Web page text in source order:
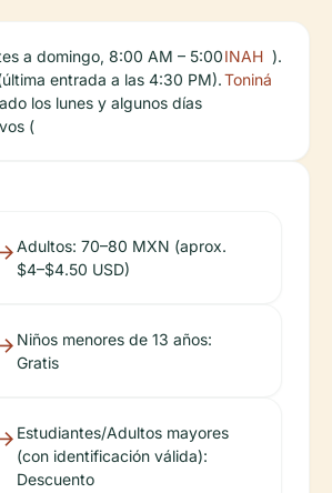
a domingo, 8:00 AM – 5:00
entrada a las 4:30 PM).
los lunes y algunos días
(
INAH
Toniná
).
Adultos: 70–80 MXN (aprox.
$4–$4.50 USD)
Niños menores de 13 años:
Gratis
Estudiantes/Adultos mayores
(con identificación válida):
Descuento